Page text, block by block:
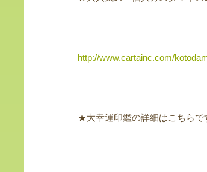
http://www.cartainc.com/
★大幸運印鑑の詳細はこちらで